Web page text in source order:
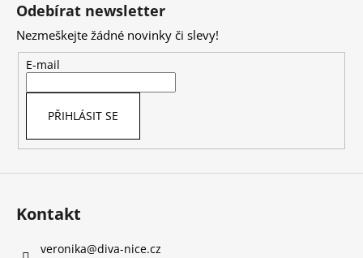
í
p
v
í
Odebírat newsletter
Nezmeškejte žádné novinky či slevy!
E-mail
PŘIHLÁSIT SE
Kontakt
veronika@diva-nice.cz